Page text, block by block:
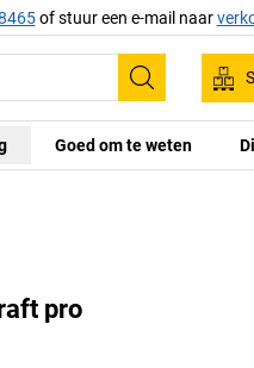
of stuur een e-mail naar
Zoeken
Goed om te weten
pro